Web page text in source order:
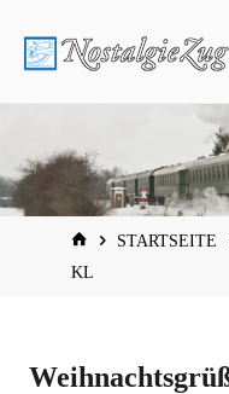
Inhalt
START
STARTSEITE
L